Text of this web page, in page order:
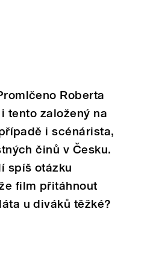
Roberta
tento založený na
i scénárista,
činů v Česku.
spíš otázku
film přitáhnout
u diváků těžké?